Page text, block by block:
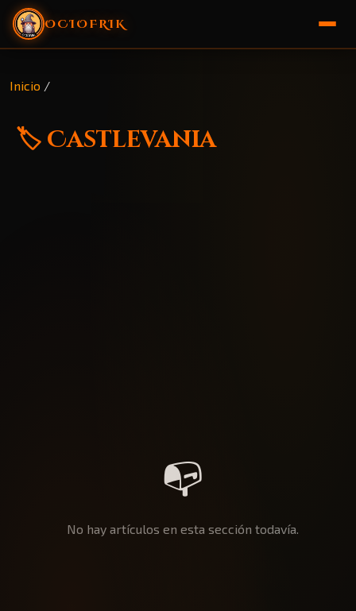
OCIOFRIK
Inicio /
🏷️ Castlevania
📭
No hay artículos en esta sección todavía.